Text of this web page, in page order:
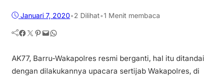
Januari 7, 2020•2 Dilihat•1 Menit membaca
Facebook Twitter Pinterest Mail WhatsApp
AK77, Barru-Wakapolres resmi berganti, hal itu ditandai
dengan dilakukannya upacara sertijab Wakapolres, di